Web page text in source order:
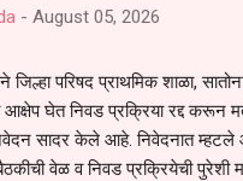
- August 05, 2026
जिल्हा परिषद प्राथमिक शाळा,
आक्षेप घेत निवड प्रक्रिया रद्द करून
सादर केले आहे. निवेदनात
वेळ व निवड प्रक्रियेची